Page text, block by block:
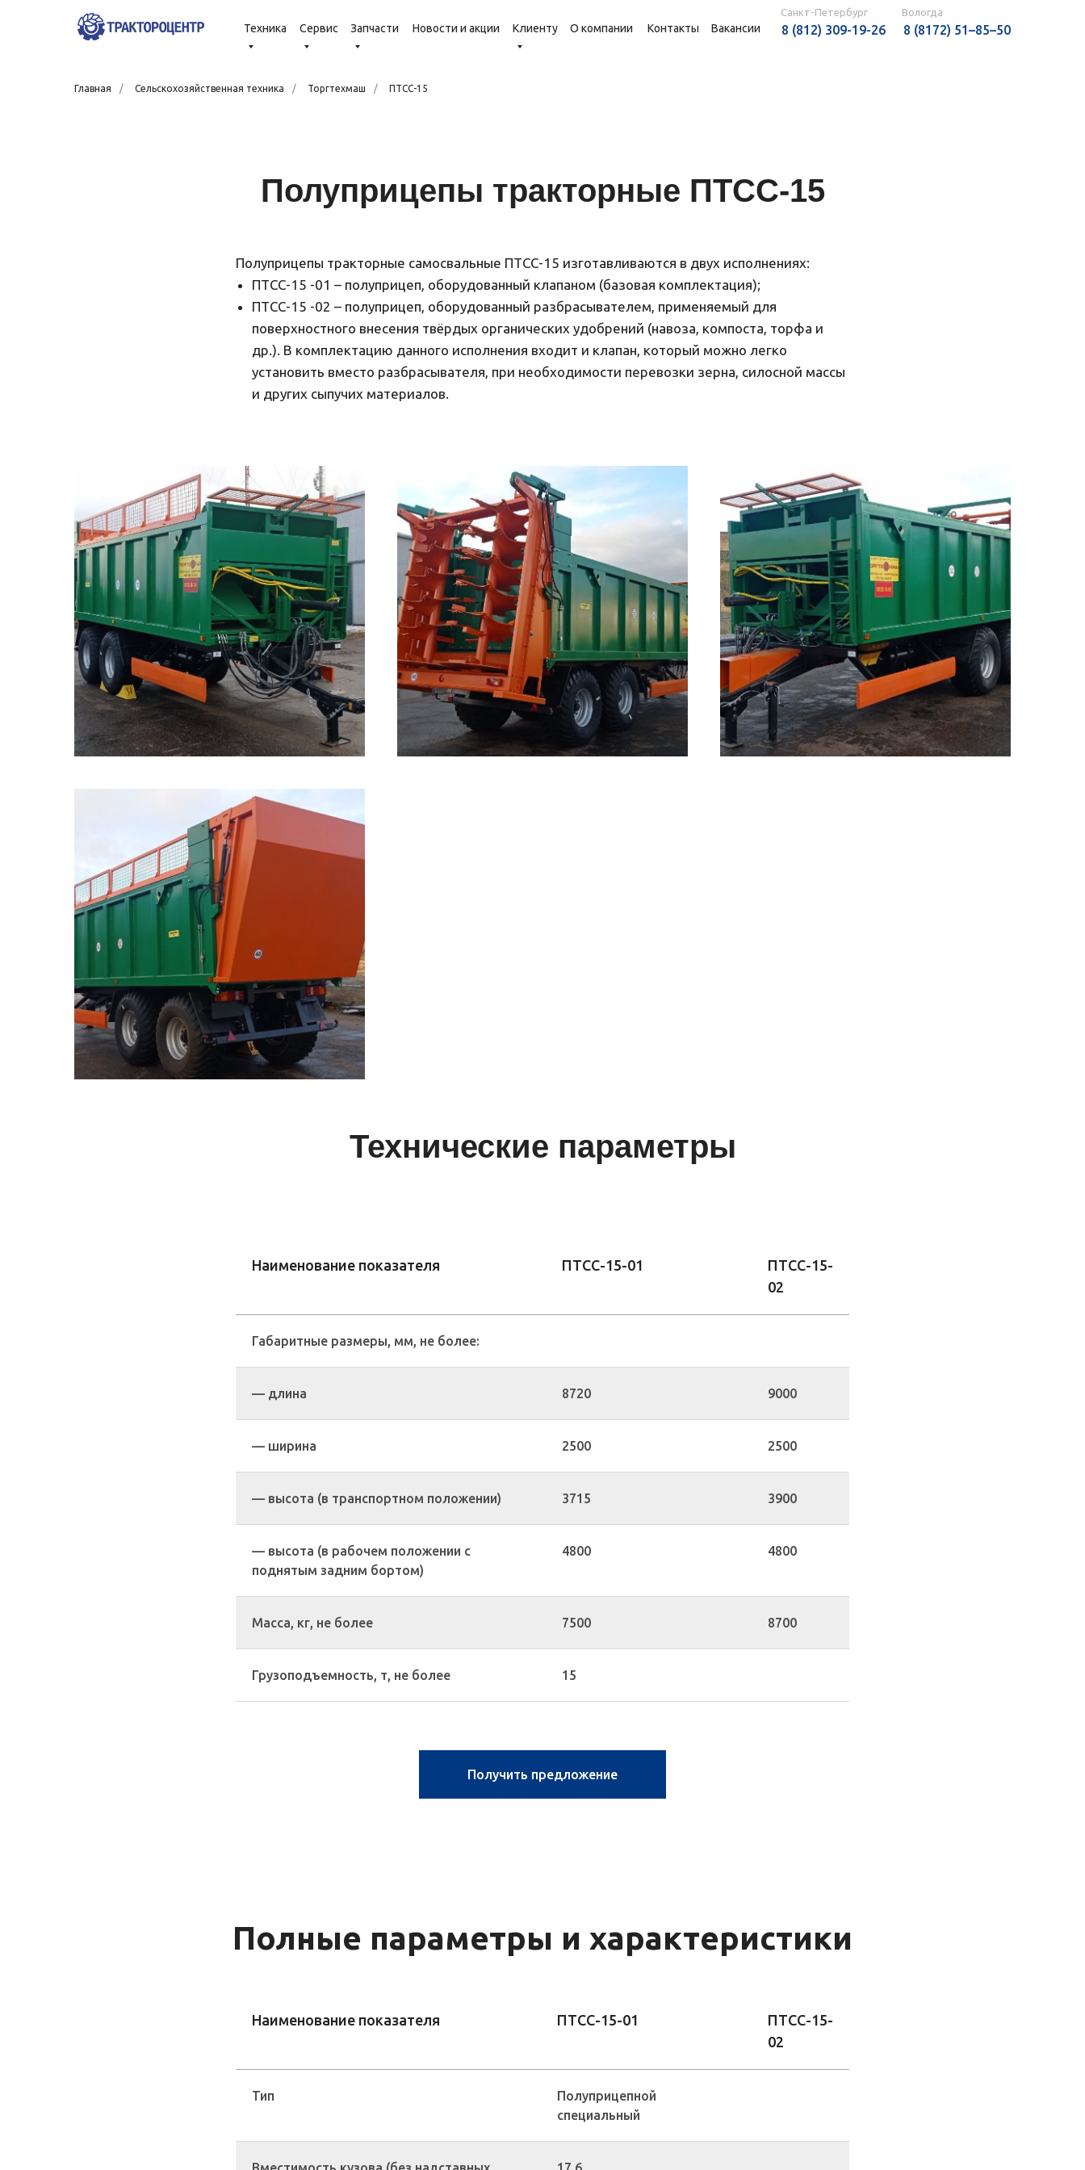
Техника Сервис Запчасти Новости и акции Клиенту О компании Вакансии 8 (812) 309-19-26
Санкт-Петербург
8 (8172) 51–85–50
Вологда
Контакты
Главная / Сельскохозяйственная техника / Торгтехмаш / ПТСС-15
Полуприцепы тракторные ПТСС-15
Полуприцепы тракторные самосвальные ПТСС-15 изготавливаются в двух исполнениях:
ПТСС-15 -01 – полуприцеп, оборудованный клапаном (базовая комплектация);
ПТСС-15 -02 – полуприцеп, оборудованный разбрасывателем, применяемый для
поверхностного внесения твёрдых органических удобрений (навоза, компоста, торфа и
др.). В комплектацию данного исполнения входит и клапан, который можно легко
установить вместо разбрасывателя, при необходимости перевозки зерна, силосной массы
и других сыпучих материалов.
Технические параметры
Наименование показателя ПТСС-15-01
ПТСС-15-
02
Габаритные размеры, мм, не более:
— длина 8720 9000
— ширина 2500 2500
— высота (в транспортном положении) 3715 3900
— высота (в рабочем положении с
поднятым задним бортом)
4800 4800
Масса, кг, не более 7500 8700
Грузоподъемность, т, не более 15
Получить предложение
Полные параметры и характеристики
Наименование показателя ПТСС-15-01
ПТСС-15-
02
Тип
Полуприцепной
специальный